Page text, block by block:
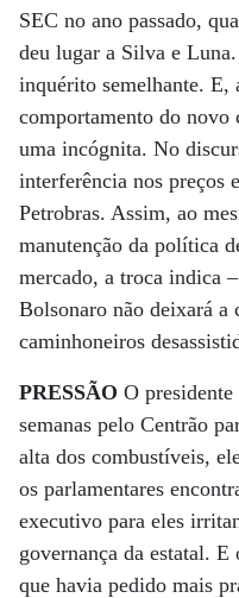
SEC no ano passado,
deu lugar a Silva e
inquérito semelhante. E,
comportamento do novo
uma incógnita. No
interferência nos preços
Petrobras. Assim, ao
manutenção da política
mercado, a troca indica
Bolsonaro não deixará a
caminhoneiros
PRESSÃO O
semanas pelo Centrão
alta dos combustíveis,
os parlamentares
executivo para eles
governança da estatal.
que havia pedido mais